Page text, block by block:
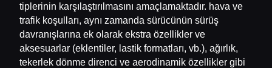
tiplerinin karşılaştırılmasını amaçlamaktadır. hava ve
trafik koşulları, aynı zamanda sürücünün sürüş
davranışlarına ek olarak ekstra özellikler ve
aksesuarlar (eklentiler, lastik formatları, vb.), ağırlık,
tekerlek dönme direnci ve aerodinamik özellikler gibi